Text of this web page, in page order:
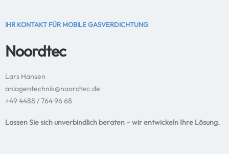
IHR KONTAKT FÜR MOBILE GASVERDICHTUNG
Noordtec
Lars Hansen
anlagentechnik@noordtec.de
+49 4488 / 764 96 68
Lassen Sie sich unverbindlich beraten – wir entwickeln Ihre Lösung.